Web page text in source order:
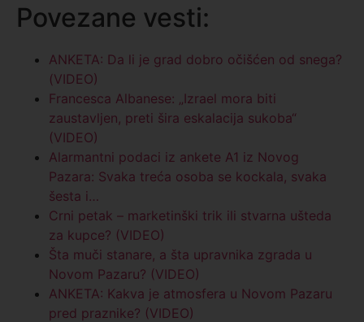
Povezane vesti:
ANKETA: Da li je grad dobro očišćen od snega?
(VIDEO)
Francesca Albanese: „Izrael mora biti
zaustavljen, preti šira eskalacija sukoba“
(VIDEO)
Alarmantni podaci iz ankete A1 iz Novog
Pazara: Svaka treća osoba se kockala, svaka
šesta i…
Crni petak – marketinški trik ili stvarna ušteda
za kupce? (VIDEO)
Šta muči stanare, a šta upravnika zgrada u
Novom Pazaru? (VIDEO)
ANKETA: Kakva je atmosfera u Novom Pazaru
pred praznike? (VIDEO)